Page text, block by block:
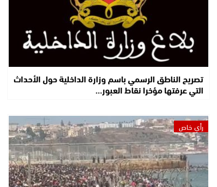
تصريح الناطق الرسمي باسم وزارة الداخلية حول الأحداث
التي عرفتها مؤخرا نقاط العبور…
رأي خاص